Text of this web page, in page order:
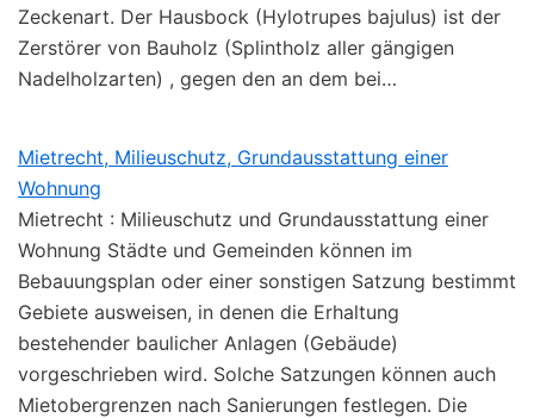
Zeckenart. Der Hausbock (Hylotrupes bajulus) ist der
Zerstörer von Bauholz (Splintholz aller gängigen
Nadelholzarten) , gegen den an dem bei…
Mietrecht, Milieuschutz, Grundausstattung einer
Wohnung
Mietrecht : Milieuschutz und Grundausstattung einer
Wohnung Städte und Gemeinden können im
Bebauungsplan oder einer sonstigen Satzung bestimmt
Gebiete ausweisen, in denen die Erhaltung
bestehender baulicher Anlagen (Gebäude)
vorgeschrieben wird. Solche Satzungen können auch
Mietobergrenzen nach Sanierungen festlegen. Die